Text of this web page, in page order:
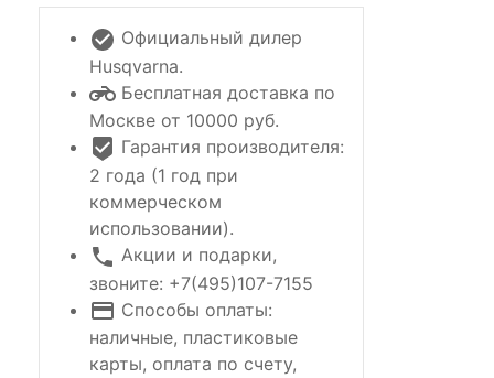
Официальный дилер
Husqvarna.
Бесплатная доставка по
Москве от 10000 руб.
Гарантия производителя:
2 года (1 год при
коммерческом
использовании).
Акции и подарки,
звоните: +7(495)107-7155
Способы оплаты:
наличные, пластиковые
карты, оплата по счету,